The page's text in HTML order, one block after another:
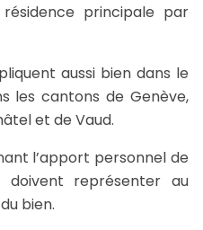
principale par
aussi bien dans le
les cantons de Genève,
et de Vaud.
l’apport personnel de
doivent représenter au
bien.